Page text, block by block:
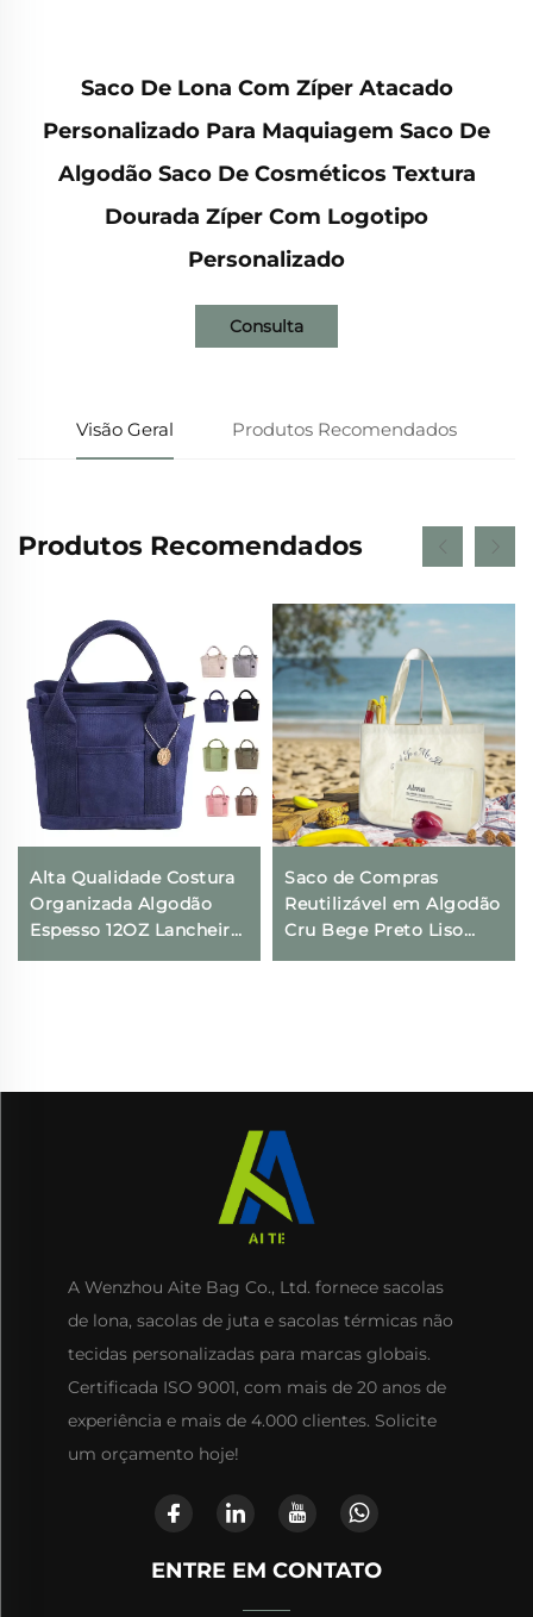
Saco De Lona Com Zíper Atacado
Personalizado Para Maquiagem Saco De
Algodão Saco De Cosméticos Textura
Dourada Zíper Com Logotipo
Personalizado
Consulta
Visão Geral Produtos Recomendados
Produtos Recomendados
Alta Qualidade Costura
Organizada Algodão
Espesso 12OZ Lancheira
Saco Ecológico
Saco de Compras
Reutilizável em Algodão
Cru Bege Preto Liso
Ecológico em Tela com
A Wenzhou Aite Bag Co., Ltd. fornece sacolas
de lona, sacolas de juta e sacolas térmicas não
tecidas personalizadas para marcas globais.
Certificada ISO 9001, com mais de 20 anos de
experiência e mais de 4.000 clientes. Solicite
um orçamento hoje!
ENTRE EM CONTATO